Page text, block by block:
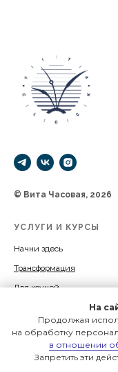
© Вита Часовая, 2026
УСЛУГИ И КУРСЫ
Начни здесь
Трансформация
Для коучей
Пространство и время
Гостевые пространства
На
Продолжая
на обработку
в отношении
Запретить эти